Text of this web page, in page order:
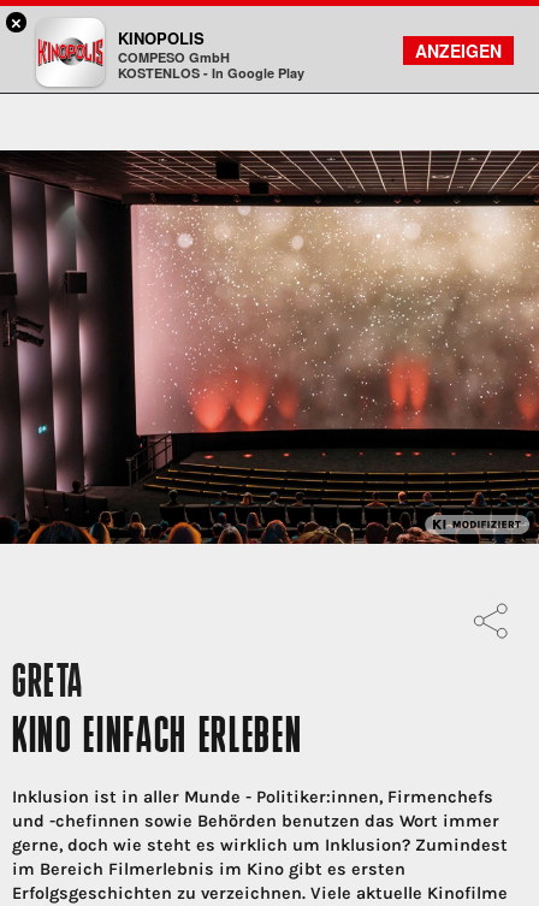
Kinopolis
FILMSUCHE
KONTO
GRETA
KINO EINFACH ERLEBEN
Inklusion ist in aller Munde - Politiker:innen, Firmenchefs
und -chefinnen sowie Behörden benutzen das Wort immer
gerne, doch wie steht es wirklich um Inklusion? Zumindest
im Bereich Filmerlebnis im Kino gibt es ersten
Erfolgsgeschichten zu verzeichnen. Viele aktuelle Kinofilme
×
KINOPOLIS
COMPESO GmbH
KOSTENLOS - In Google Play
ANZEIGEN